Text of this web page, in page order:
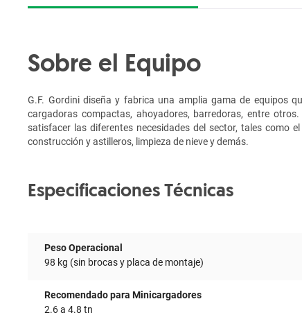
Sobre el Equipo
G.F. Gordini diseña y fabrica una amplia gama de equipos
cargadoras compactas, ahoyadores, barredoras, entre
satisfacer las diferentes necesidades del sector, tales como
construcción y astilleros, limpieza de nieve y demás.
Especificaciones Técnicas
Peso Operacional
98 kg (sin brocas y placa de montaje)
Recomendado para Minicargadores
2.6 a 4.8 tn